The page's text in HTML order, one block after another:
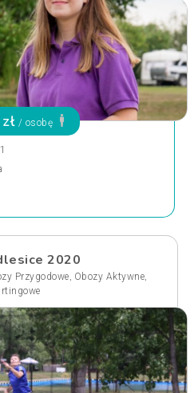
/ osobę
2020
Przygodowe, Obozy Aktywne,